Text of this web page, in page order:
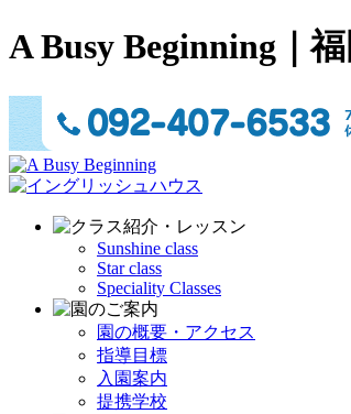
A Busy Beginning｜
Sunshine class
Star class
Speciality Classes
園の概要・アクセス
指導目標
入園案内
提携学校